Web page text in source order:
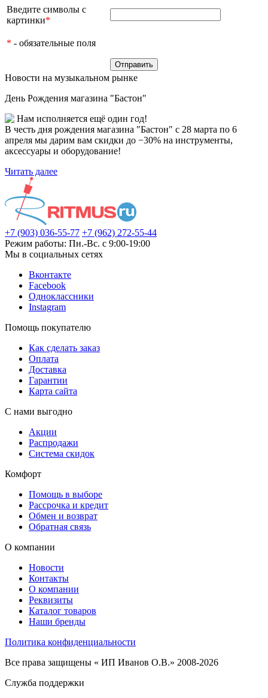
Введите символы с
картинки*
* - обязательные поля
Новости на музыкальном рынке
День Рождения магазина "Бастон"
Нам исполняется ещё один год!
В честь дня рождения магазина "Бастон" с 28 марта по 6
апреля мы дарим вам скидки до −30% на инструменты,
аксессуары и оборудование!
Читать далее
+7 (903) 036-55-77 +7 (962) 272-55-44
Режим работы: Пн.-Вс. с 9:00-19:00
Мы в социальных сетях
Вконтакте
Facebook
Одноклассники
Instagram
Помощь покупателю
Как сделать заказ
Оплата
Доставка
Гарантии
Карта сайта
С нами выгодно
Акции
Распродажи
Система скидок
Комфорт
Помощь в выборе
Рассрочка и кредит
Обмен и возврат
Обратная связь
О компании
Новости
Контакты
О компании
Реквизиты
Каталог товаров
Наши бренды
Политика конфиденциальности
Все права защищены « ИП Иванов О.В.» 2008-2026
Служба поддержки